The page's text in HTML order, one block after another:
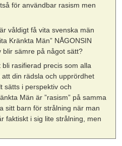
för användbar rasism men
våldigt få vita svenska män
Kränkta Män” NÅGONSIN
blir sämre på något sätt?
rasifierad precis som alla
din rädsla och upprördhet
sätts i perspektiv och
Män är ”rasism” på samma
sitt barn för strålning när man
faktiskt i sig lite strålning, men